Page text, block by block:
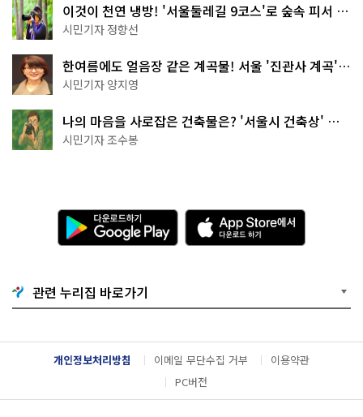
이것이 천연 냉방! '서울둘레길 9코스'로 숲속 피서 떠
나볼까
시민기자 정향선
한여름에도 얼음장 같은 계곡물! 서울 '진관사 계곡'이
천국이네~
시민기자 양지영
나의 마음을 사로잡은 건축물은? '서울시 건축상' 수
상작 공개!
시민기자 조수봉
다
운
로
기
G
o
g
l
e
A
p
p
e
서
다
운
관련 누리집 바로가기
개인정보처리방침 이메일 무단수집 거부
이용약관
PC버전